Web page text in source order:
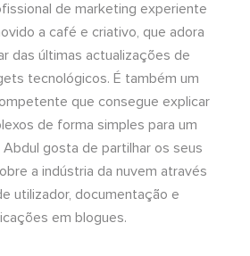
de marketing experiente
a café e criativo, que adora
das últimas actualizações de
tecnológicos. É também um
que consegue explicar
de forma simples para um
Abdul gosta de partilhar os seus
a indústria da nuvem através
utilizador, documentação e
em blogues.